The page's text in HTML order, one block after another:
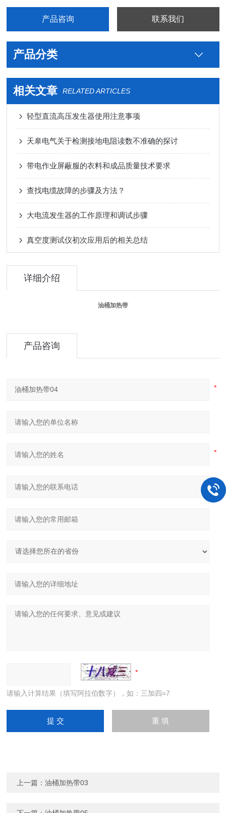
产品咨询 联系我们
产品分类
相关文章 RELATED ARTICLES
轻型直流高压发生器使用注意事项
天皋电气关于检测接地电阻读数不准确的探讨
带电作业屏蔽服的衣料和成品质量技术要求
查找电缆故障的步骤及方法？
大电流发生器的工作原理和调试步骤
真空度测试仪初次应用后的相关总结
详细介绍
油桶加热带
产品咨询
请输入计算结果（填写阿拉伯数字），如：三加四=7
上一篇：油桶加热带03